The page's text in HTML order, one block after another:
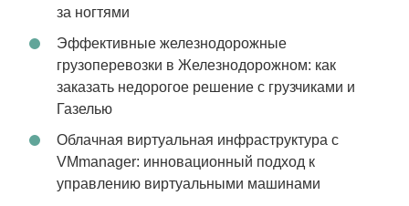
за ногтями
Эффективные железнодорожные
грузоперевозки в Железнодорожном: как
заказать недорогое решение с грузчиками и
Газелью
Облачная виртуальная инфраструктура с
VMmanager: инновационный подход к
управлению виртуальными машинами